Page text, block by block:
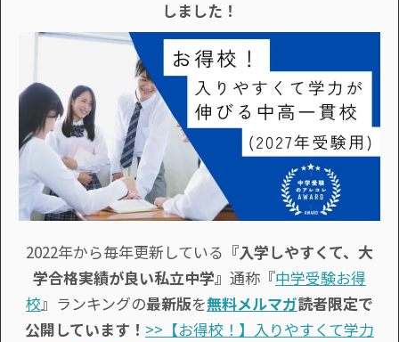
しました！
2022年から毎年更新している 『入学しやすくて、大
学合格実績が良い私立中学』 通称『中学受験お得
校』ランキングの最新版を無料メルマガ読者限定で
公開しています！ >>【お得校！】入りやすくて学力